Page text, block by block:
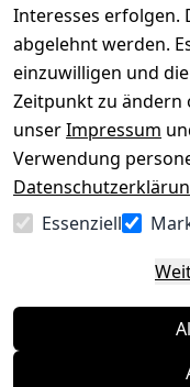
Interesses erfolgen.
abgelehnt werden.
einzuwilligen und
Zeitpunkt zu ändern
unserImpressum
Verwendung
Essenziell
Barrierefreihe
itserklärung
Widerrufsrec
ht
Pflege
Hilfe
Vertrag
widerrufen